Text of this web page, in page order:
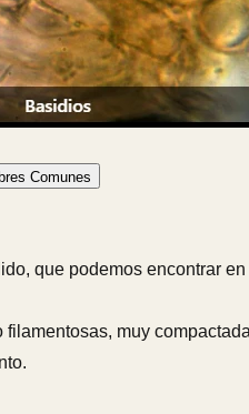
Comunes
que podemos encontrar
muy